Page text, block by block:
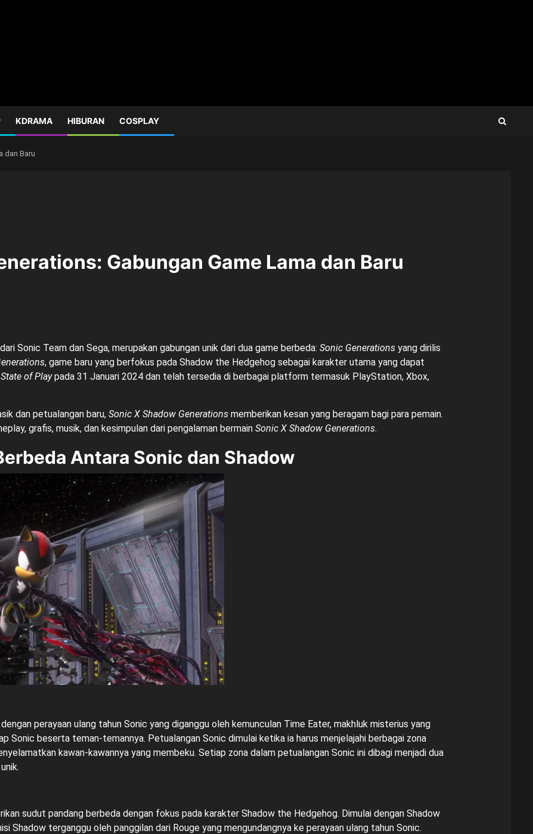
KDRAMA HIBURAN COSPLAY
dan Baru
Gabungan Game Lama dan Baru
Sonic Team dan Sega, merupakan gabungan unik dari dua game berbeda: Sonic Generationsyang dirilis
, game baru yang berfokus pada Shadow the Hedgehog sebagai karakter utama yang dapat
State of Playpada 31 Januari 2024 dan telah tersedia di berbagai platform termasuk PlayStation, Xbox,
dan petualangan baru, Sonic X Shadow Generationsmemberikan kesan yang beragam bagi para pemain.
grafis, musik, dan kesimpulan dari pengalaman bermain Sonic X Shadow Generations.
Antara Sonic dan Shadow
perayaan ulang tahun Sonic yang diganggu oleh kemunculan Time Eater, makhluk misterius yang
Sonic beserta teman-temannya. Petualangan Sonic dimulai ketika ia harus menjelajahi berbagai zona
kawan-kawannya yang membeku. Setiap zona dalam petualangan Sonic ini dibagi menjadi dua
sudut pandang berbeda dengan fokus pada karakter Shadow the Hedgehog. Dimulai dengan Shadow
Shadow terganggu oleh panggilan dari Rouge yang mengundangnya ke perayaan ulang tahun Sonic.